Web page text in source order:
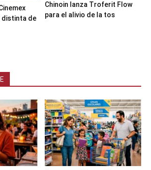
distinta de
Chinoin lanza Troferit Flow
para el alivio de la tos